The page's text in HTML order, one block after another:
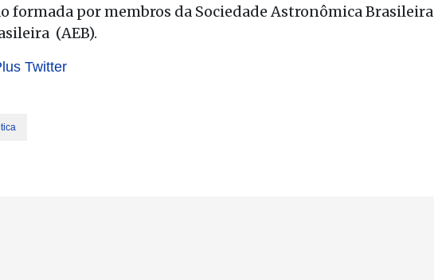
formada por membros da Sociedade Astronômica Brasileira
(AEB).
Twitter